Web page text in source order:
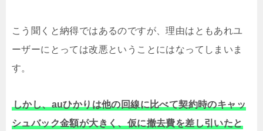
こう聞くと納得ではあるのですが、理由はともあれユ
ーザーにとっては改悪ということにはなってしまいま
す。
しかし、auひかりは他の回線に比べて契約時のキャッ
シュバック金額が大きく、仮に撤去費を差し引いたと